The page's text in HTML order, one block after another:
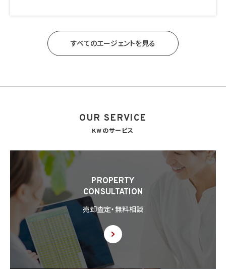
すべてのエージェントを見る
OUR SERVICE
KWのサービス
PROPERTY
CONSULTATION
売却査定・無料相談